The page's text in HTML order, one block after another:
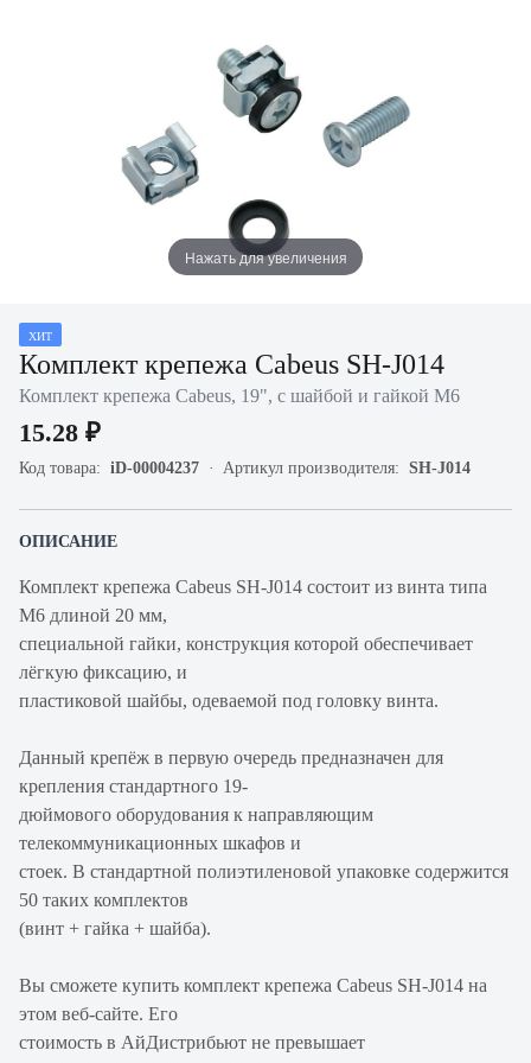
Нажать для увеличения
ХИТ
Комплект крепежа Cabeus SH-J014
Комплект крепежа Cabeus, 19", с шайбой и гайкой М6
15.28 ₽
Код товара: iD-00004237 Артикул производителя: SH-J014
ОПИСАНИЕ
Комплект крепежа Cabeus SH-J014 состоит из винта типа
M6 длиной 20 мм,
специальной гайки, конструкция которой обеспечивает
лёгкую фиксацию, и
пластиковой шайбы, одеваемой под головку винта.
Данный крепёж в первую очередь предназначен для
крепления стандартного 19-
дюймового оборудования к направляющим
телекоммуникационных шкафов и
стоек. В стандартной полиэтиленовой упаковке содержится
50 таких комплектов
(винт + гайка + шайба).
Вы сможете купить комплект крепежа Cabeus SH-J014 на
этом веб-сайте. Его
стоимость в АйДистрибьют не превышает